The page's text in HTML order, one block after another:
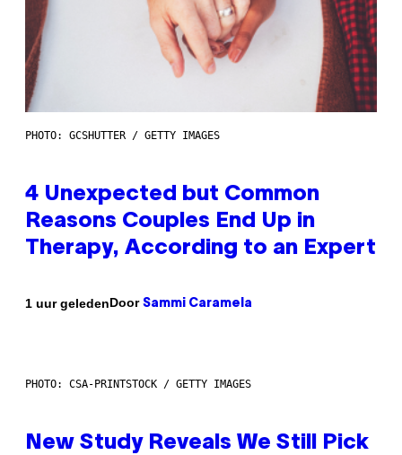
PHOTO: GCSHUTTER / GETTY IMAGES
4 Unexpected but Common
Reasons Couples End Up in
Therapy, According to an Expert
1 uur geledenDoor Sammi Caramela
PHOTO: CSA-PRINTSTOCK / GETTY IMAGES
New Study Reveals We Still Pick